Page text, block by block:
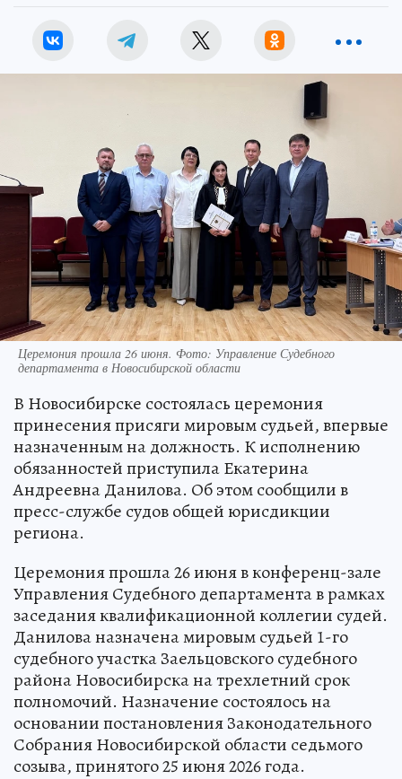
Церемония прошла 26 июня. Фото: Управление Судебного
департамента в Новосибирской области
В Новосибирске состоялась церемония
принесения присяги мировым судьей, впервые
назначенным на должность. К исполнению
обязанностей приступила Екатерина
Андреевна Данилова. Об этом сообщили в
пресс-службе судов общей юрисдикции
региона.
Церемония прошла 26 июня в конференц-зале
Управления Судебного департамента в рамках
заседания квалификационной коллегии судей.
Данилова назначена мировым судьей 1-го
судебного участка Заельцовского судебного
района Новосибирска на трехлетний срок
полномочий. Назначение состоялось на
основании постановления Законодательного
Собрания Новосибирской области седьмого
созыва, принятого 25 июня 2026 года.